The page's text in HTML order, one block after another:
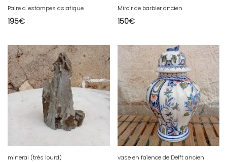
Paire d' estampes asiatique
195€
Miroir de barbier ancien
150€
minerai (très lourd) vase en faïence de Delft ancien